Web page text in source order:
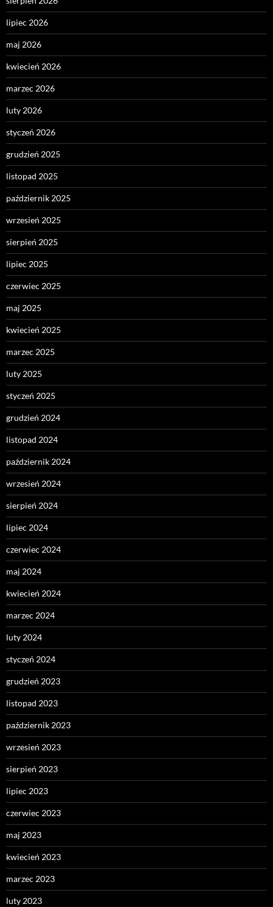
lipiec 2026
maj 2026
kwiecień 2026
marzec 2026
luty 2026
styczeń 2026
grudzień 2025
listopad 2025
październik 2025
wrzesień 2025
sierpień 2025
lipiec 2025
czerwiec 2025
maj 2025
kwiecień 2025
marzec 2025
luty 2025
styczeń 2025
grudzień 2024
listopad 2024
październik 2024
wrzesień 2024
sierpień 2024
lipiec 2024
czerwiec 2024
maj 2024
kwiecień 2024
marzec 2024
luty 2024
styczeń 2024
grudzień 2023
listopad 2023
październik 2023
wrzesień 2023
sierpień 2023
lipiec 2023
czerwiec 2023
maj 2023
kwiecień 2023
marzec 2023
luty 2023